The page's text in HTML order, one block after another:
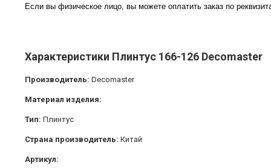
Если вы физическое лицо, вы можете оплатить заказ по
Характеристики Плинтус 166-126 Decomaster
Производитель: Decomaster
Материал изделия:
Тип: Плинтус
Страна производитель: Китай
Артикул: